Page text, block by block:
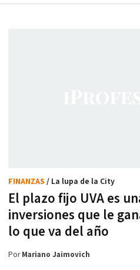
El plazo fijo UVA es
inversiones que le
lo que va del año
FINANZAS / La lupa de la City
PorMariano Jaimovich